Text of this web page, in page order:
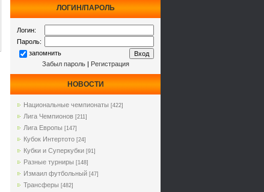
ЛОГИН/ПАРОЛЬ
Логин:
Пароль:
запомнить
Забыл пароль| Регистрация
НОВОСТИ
Национальные чемпионаты [422]
Лига Чемпионов [211]
Лига Европы [147]
Кубок Интертото [24]
Кубки и Суперкубки [91]
Разные турниры [148]
Измаил футбольный [47]
Трансферы [482]